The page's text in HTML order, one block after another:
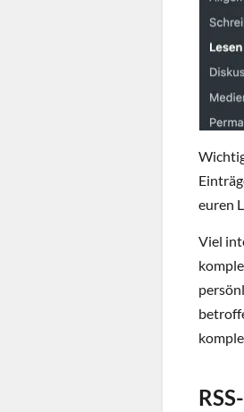
euren
Viel